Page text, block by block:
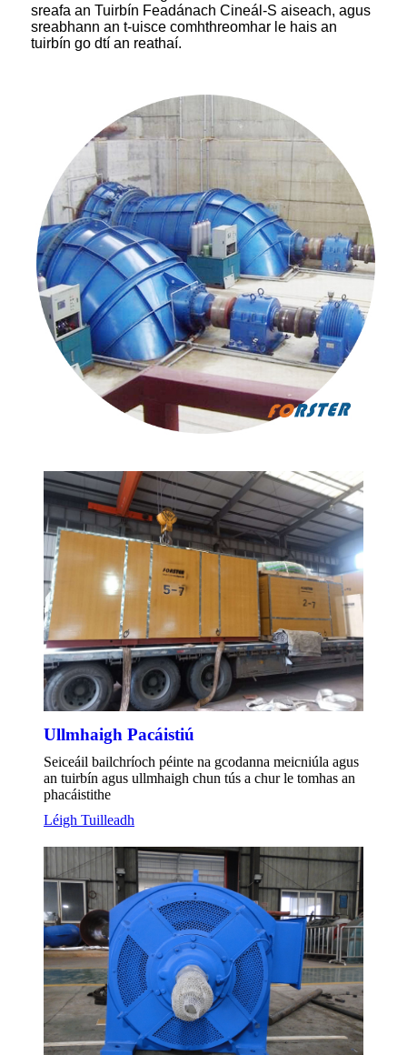
sreafa an Tuirbín Feadánach Cineál-S aiseach, agus
sreabhann an t-uisce comhthreomhar le hais an
tuirbín go dtí an reathaí.
Ullmhaigh Pacáistiú
Seiceáil bailchríoch péinte na gcodanna meicniúla agus
an tuirbín agus ullmhaigh chun tús a chur le tomhas an
phacáistithe
Léigh Tuilleadh